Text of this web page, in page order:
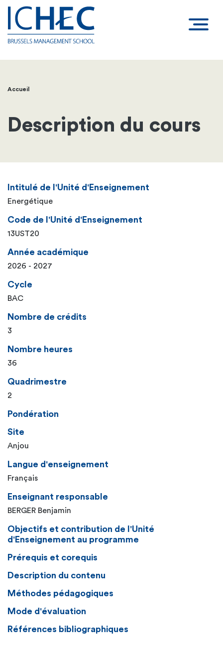
Fil
d'Ariane
Accueil
Description du cours
Intitulé de l'Unité d'Enseignement
Energétique
Code de l'Unité d'Enseignement
13UST20
Année académique
2026 - 2027
Cycle
BAC
Nombre de crédits
3
Nombre heures
36
Quadrimestre
2
Pondération
Site
Anjou
Langue d'enseignement
Français
Enseignant responsable
BERGER Benjamin
Objectifs et contribution de l'Unité
d'Enseignement au programme
Prérequis et corequis
Description du contenu
Méthodes pédagogiques
Mode d'évaluation
Références bibliographiques